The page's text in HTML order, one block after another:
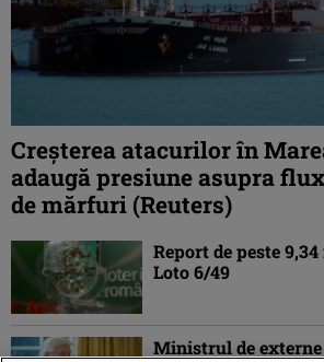
Creşterea atacurilor în
adaugă presiune asupra
de mărfuri (Reuters)
Report de peste
Loto 6/49
Ministrul de